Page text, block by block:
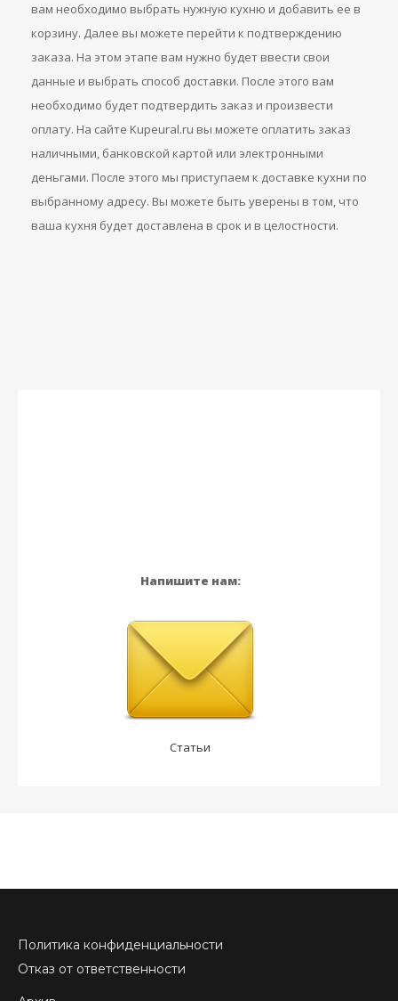
вам необходимо выбрать нужную кухню и добавить ее в
корзину. Далее вы можете перейти к подтверждению
заказа. На этом этапе вам нужно будет ввести свои
данные и выбрать способ доставки. После этого вам
необходимо будет подтвердить заказ и произвести
оплату. На сайте Kupeural.ru вы можете оплатить заказ
наличными, банковской картой или электронными
деньгами. После этого мы приступаем к доставке кухни по
выбранному адресу. Вы можете быть уверены в том, что
ваша кухня будет доставлена в срок и в целостности.
Напишите нам:
Статьи
Политика конфиденциальности
Отказ от ответственности